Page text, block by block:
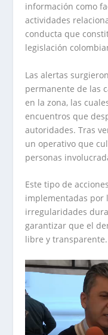
información como
actividades
conducta que
legislación
Las alertas
permanente de las
en la zona, las
encuentros que
autoridades. Tras
un operativo que
personas
Este tipo de
implementadas por
irregularidades
garantizar que el
libre y transparente.